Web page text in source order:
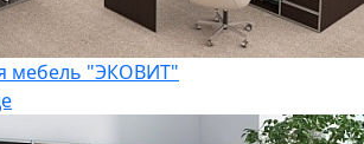
мебель "ЭКОВИТ"